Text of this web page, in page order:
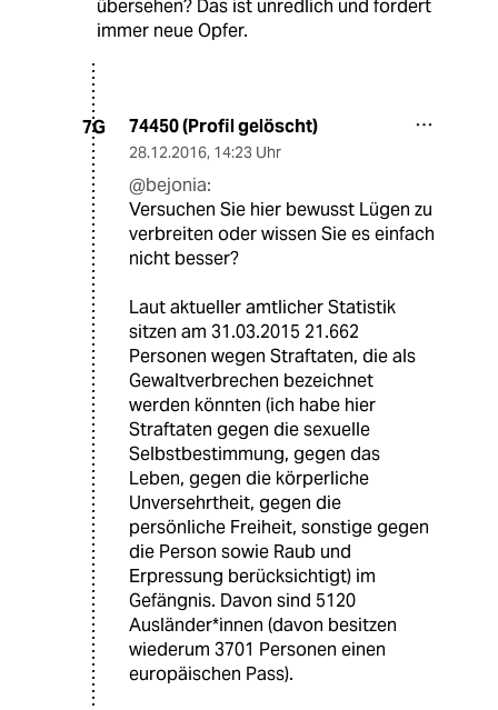
übersehen? Das ist unredlich und fordert
immer neue Opfer.
7G 74450 (Profil gelöscht)
28.12.2016, 14:23 Uhr
@bejonia:
Versuchen Sie hier bewusst Lügen zu
verbreiten oder wissen Sie es einfach
nicht besser?
Laut aktueller amtlicher Statistik
sitzen am 31.03.2015 21.662
Personen wegen Straftaten, die als
Gewaltverbrechen bezeichnet
werden könnten (ich habe hier
Straftaten gegen die sexuelle
Selbstbestimmung, gegen das
Leben, gegen die körperliche
Unversehrtheit, gegen die
persönliche Freiheit, sonstige gegen
die Person sowie Raub und
Erpressung berücksichtigt) im
Gefängnis. Davon sind 5120
Ausländer*innen (davon besitzen
wiederum 3701 Personen einen
europäischen Pass).